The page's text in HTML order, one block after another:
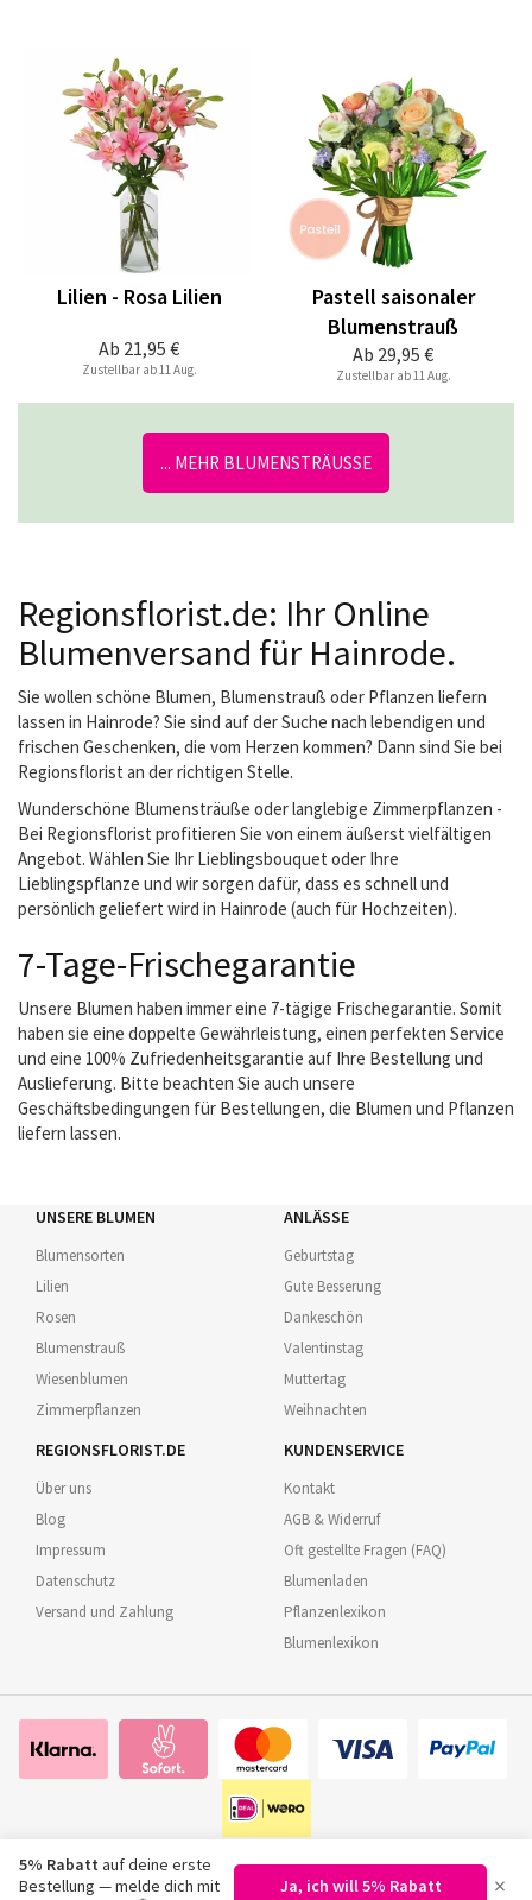
Ab 21,95 €
Lilien - Rosa Lilien
Zustellbar ab 11 Aug.
Ab 29,95 €
Pastell saisonaler
Blumenstrauß
Zustellbar ab 11 Aug.
... MEHR BLUMENSTRÄUSSE
Regionsflorist.de: Ihr Online
Blumenversand für Hainrode.
Sie wollen schöne Blumen, Blumenstrauß oder Pflanzen liefern
lassen in Hainrode? Sie sind auf der Suche nach lebendigen und
frischen Geschenken, die vom Herzen kommen? Dann sind Sie bei
Regionsflorist an der richtigen Stelle.
Wunderschöne Blumensträuße oder langlebige Zimmerpflanzen -
Bei Regionsflorist profitieren Sie von einem äußerst vielfältigen
Angebot. Wählen Sie Ihr Lieblingsbouquet oder Ihre
Lieblingspflanze und wir sorgen dafür, dass es schnell und
persönlich geliefert wird in Hainrode (auch für Hochzeiten).
7-Tage-Frischegarantie
Unsere Blumen haben immer eine 7-tägige Frischegarantie. Somit
haben sie eine doppelte Gewährleistung, einen perfekten Service
und eine 100% Zufriedenheitsgarantie auf Ihre Bestellung und
Auslieferung. Bitte beachten Sie auch unsere
Geschäftsbedingungen für Bestellungen, die Blumen und Pflanzen
liefern lassen.
UNSERE BLUMEN
Blumensorten
Lilien
Rosen
Blumenstrauß
Wiesenblumen
Zimmerpflanzen
ANLÄSSE
Geburtstag
Gute Besserung
Dankeschön
Valentinstag
Muttertag
Weihnachten
REGIONSFLORIST.DE
Über uns
Blog
Impressum
Datenschutz
Versand und Zahlung
KUNDENSERVICE
Kontakt
AGB & Widerruf
Oft gestellte Fragen (FAQ)
Blumenladen
Pflanzenlexikon
Blumenlexikon
5% Rabatt auf deine erste
Bestellung — melde dich mit
Ja, ich will 5% Rabatt ×